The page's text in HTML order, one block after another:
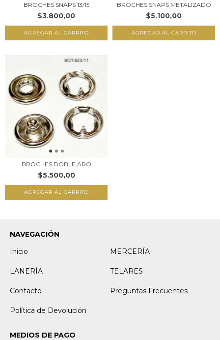
BROCHES SNAPS 13/15
$3.800,00
AGREGAR AL CARRITO
BROCHES SNAPS METALIZADO
$5.100,00
AGREGAR AL CARRITO
BROCHES DOBLE ARO
$5.500,00
AGREGAR AL CARRITO
NAVEGACIÓN
Inicio
MERCERÍA
LANERÍA TELARES
Contacto Preguntas Frecuentes
Política de Devolución
MEDIOS DE PAGO